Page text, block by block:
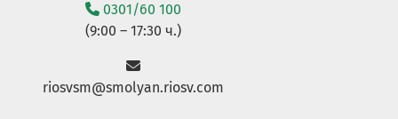
0301/60 100
(9:00 – 17:30 ч.)
riosvsm@smolyan.riosv.com